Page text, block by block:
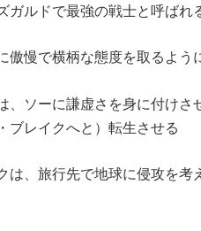
ガルドで最強の戦士と呼ばれ
傲慢で横柄な態度を取るよう
、ソーに謙虚さを身に付けさ
ブレイクへと）転生させる
は、旅行先で地球に侵攻を